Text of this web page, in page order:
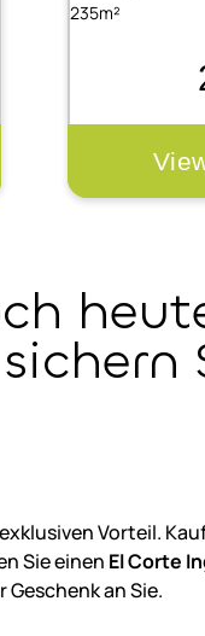
235m²
Vorteil.
Sie einen El Corte
Geschenk an Sie.